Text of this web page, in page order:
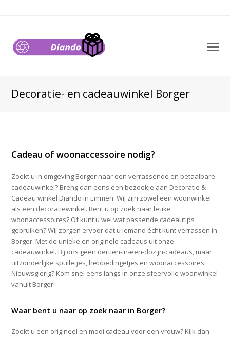
Decoratie- en cadeauwinkel Borger
Cadeau of woonaccessoire nodig?
Zoekt u in omgeving Borger naar een verrassende en betaalbare
cadeauwinkel? Breng dan eens een bezoekje aan Decoratie &
Cadeau winkel Diando in Emmen. Wij zijn zowel een woonwinkel
als een decoratiewinkel. Bent u op zoek naar leuke
woonaccessoires? Of kunt u wel wat passende cadeautips
gebruiken? Wij zorgen ervoor dat u iemand écht kunt verrassen in
Borger. Met de unieke en originele cadeaus uit onze
cadeauwinkel. Bij ons geen dertien-in-een-dozijn-cadeaus, maar
uitzonderlijke spulletjes, hebbedingetjes en woonaccessoires.
Nieuwsgierig? Kom snel eens langs in onze sfeervolle woonwinkel
vanuit Borger!
Waar bent u naar op zoek naar in Borger?
Zoekt u een origineel en mooi cadeau voor een vrouw? Kijk dan